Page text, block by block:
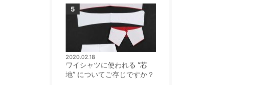
2020.02.18
ワイシャツに使われる ”芯
地” についてご存じですか？